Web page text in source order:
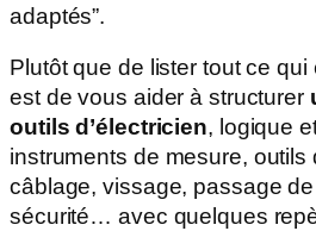
adaptés”.
Plutôt que de lister tout ce qui
est de vous aider à structurer
outils d’électricien, logique
instruments de mesure, outils
câblage, vissage, passage
sécurité… avec quelques